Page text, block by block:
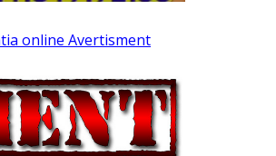
online Avertisment